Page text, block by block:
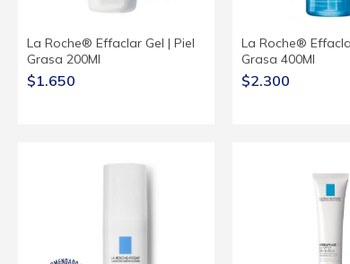
La Roche® Effaclar Gel | Piel
Grasa 200Ml
$1.650
La Roche®
Grasa 400Ml
$2.300